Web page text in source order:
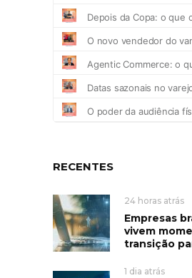
RECENTES
24 horas atrás
Empresas
vivem
transição
1 dia atrás